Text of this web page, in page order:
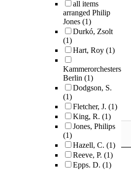
all items
arranged Philip
Jones (1)
Durkó, Zsolt
(1)
Hart, Roy (1)
Kammerorchesters
Berlin (1)
Dodgson, S.
(1)
Fletcher, J. (1)
King, R. (1)
Jones, Philips
(1)
Hazell, C. (1)
Reeve, P. (1)
Epps. D. (1)